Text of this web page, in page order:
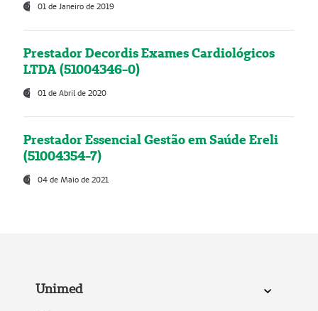
01 de Janeiro de 2019
Prestador Decordis Exames Cardiológicos
LTDA (51004346-0)
01 de Abril de 2020
Prestador Essencial Gestão em Saúde Ereli
(51004354-7)
04 de Maio de 2021
Unimed